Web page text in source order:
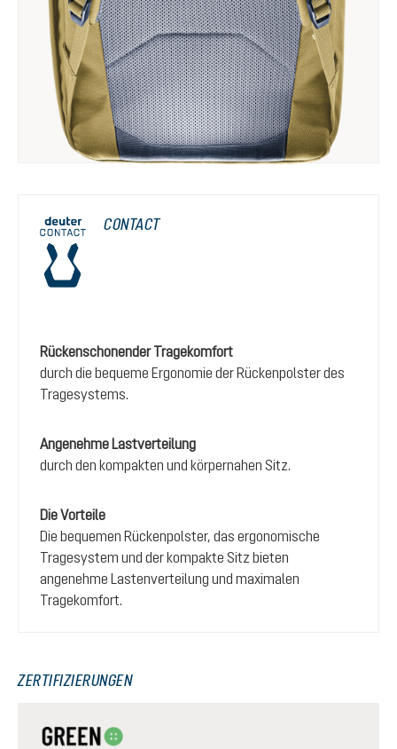
CONTACT
Rückenschonender Tragekomfort
durch die bequeme Ergonomie der Rückenpolster des
Tragesystems.
Angenehme Lastverteilung
durch den kompakten und körpernahen Sitz.
Die Vorteile
Die bequemen Rückenpolster, das ergonomische
Tragesystem und der kompakte Sitz bieten
angenehme Lastenverteilung und maximalen
Tragekomfort.
ZERTIFIZIERUNGEN